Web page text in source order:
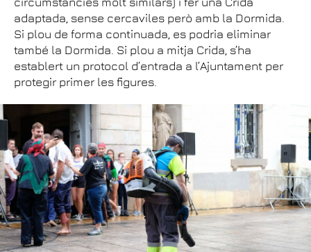
adaptada, sense cercaviles però amb la Dormida.
Si plou de forma continuada, es podria eliminar
també la Dormida. Si plou a mitja Crida, s’ha
establert un protocol d’entrada a l’Ajuntament per
protegir primer les figures.